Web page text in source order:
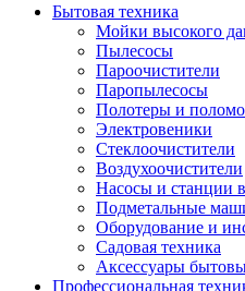
Бытовая техника
Мойки высокого
Пылесосы
Пароочистители
Паропылесосы
Полотеры и
Электровеники
Стеклоочистители
Воздухоочистители
Насосы и станции
Подметальные
Оборудование и
Садовая техника
Аксессуары
Профессиональная